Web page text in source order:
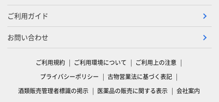
ご利用ガイド
お問い合わせ
ご利用規約 ご利用環境について
ご利用上の注意
プライバシーポリシー
古物営業法に基づく表記
酒類販売管理者標識の掲示
医薬品の販売に関する表示 会社案内